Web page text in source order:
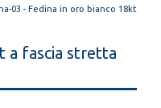
03 - Fedina in oro bianco 18kt
a fascia stretta